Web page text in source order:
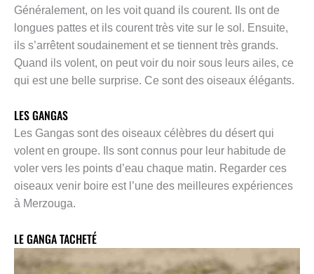
Généralement, on les voit quand ils courent. Ils ont de
longues pattes et ils courent très vite sur le sol. Ensuite,
ils s’arrêtent soudainement et se tiennent très grands.
Quand ils volent, on peut voir du noir sous leurs ailes, ce
qui est une belle surprise. Ce sont des oiseaux élégants.
LES GANGAS
Les Gangas sont des oiseaux célèbres du désert qui
volent en groupe. Ils sont connus pour leur habitude de
voler vers les points d’eau chaque matin. Regarder ces
oiseaux venir boire est l’une des meilleures expériences
à Merzouga.
LE GANGA TACHETÉ